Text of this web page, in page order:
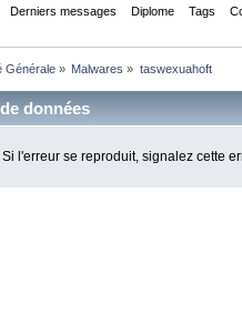
Derniers messages Diplome Tags
Générale» Malwares » taswexuahoft
données
l'erreur se reproduit, signalez cette